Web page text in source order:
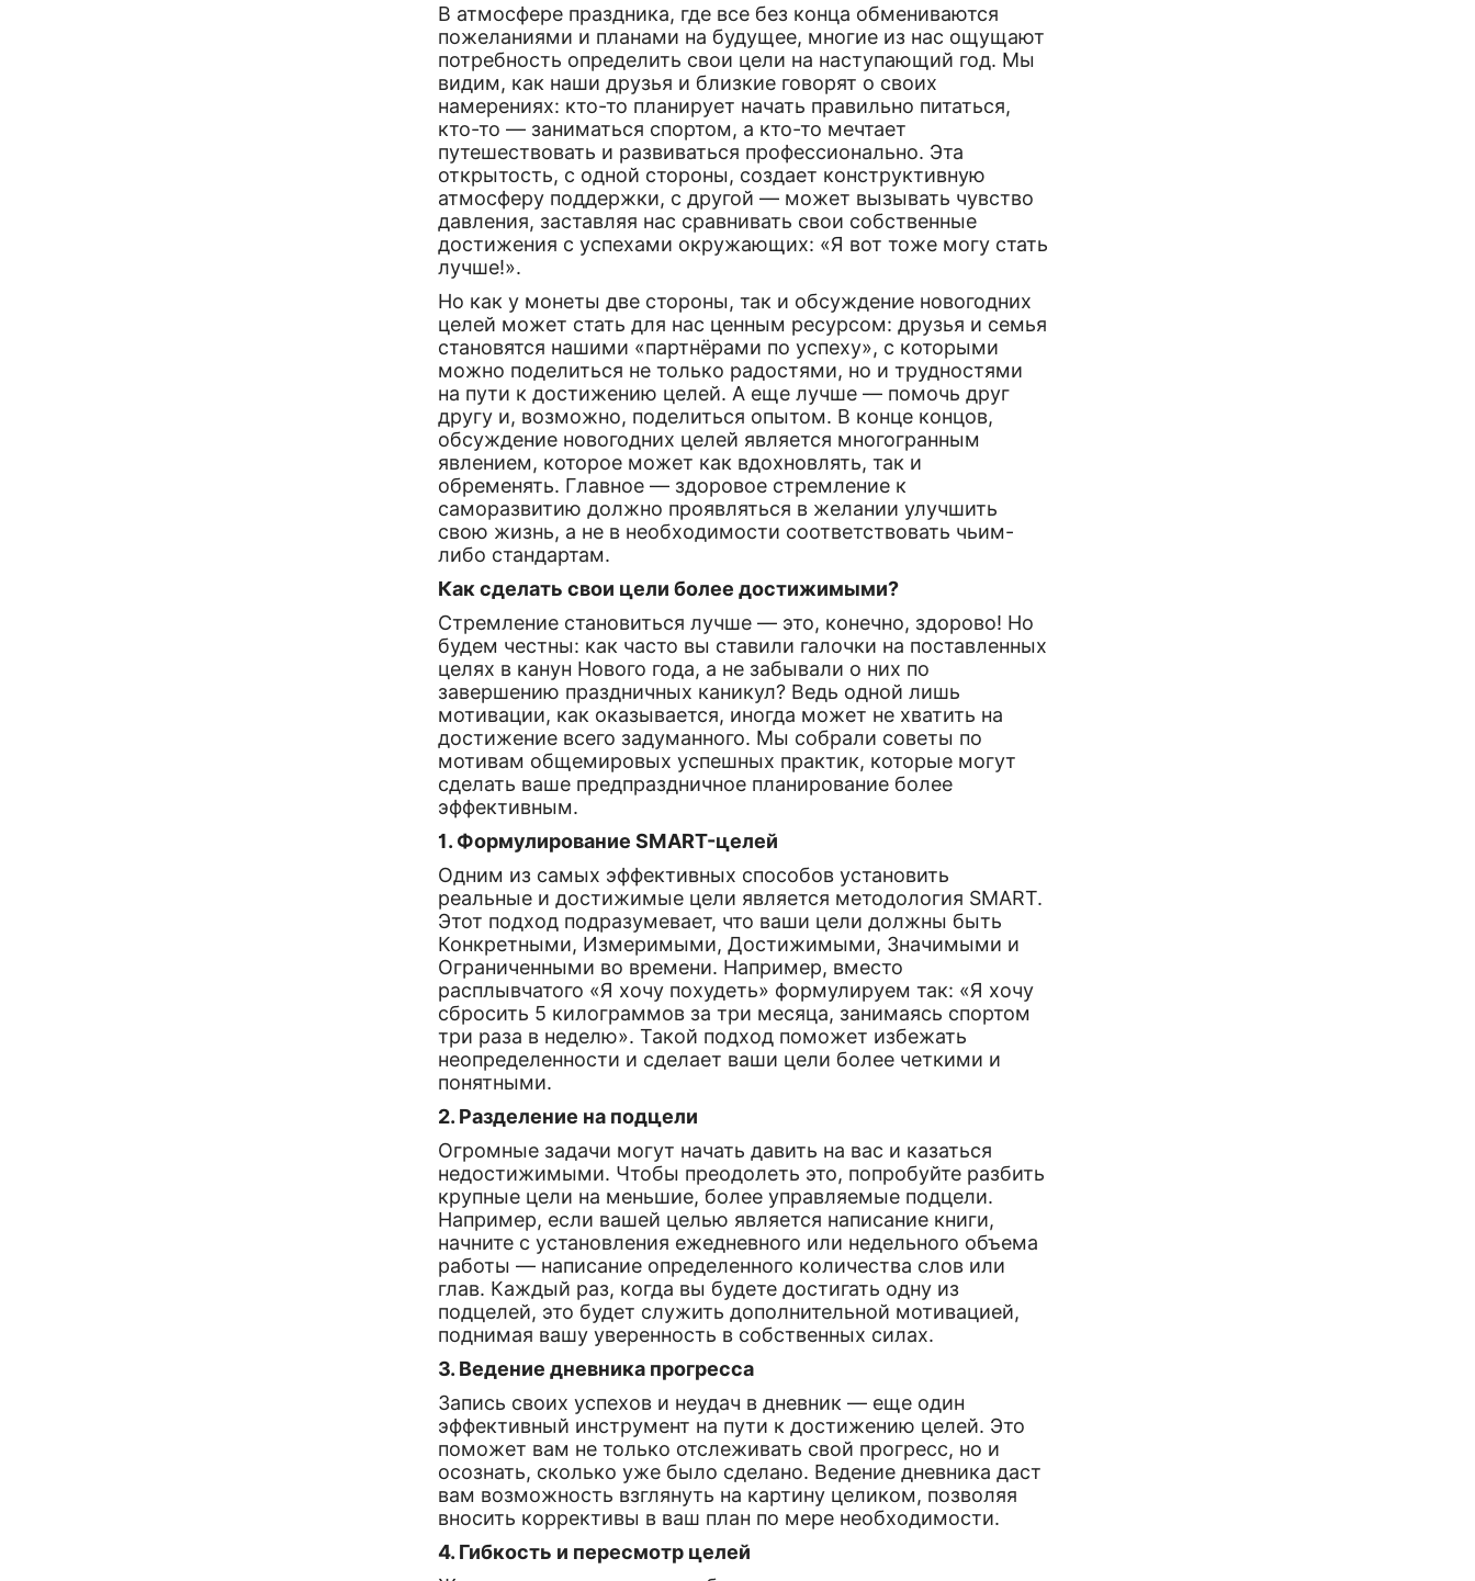
В атмосфере праздника, где все без конца обмениваются
пожеланиями и планами на будущее, многие из нас ощущают
потребность определить свои цели на наступающий год. Мы
видим, как наши друзья и близкие говорят о своих
намерениях: кто-то планирует начать правильно питаться,
кто-то — заниматься спортом, а кто-то мечтает
путешествовать и развиваться профессионально. Эта
открытость, с одной стороны, создает конструктивную
атмосферу поддержки, с другой — может вызывать чувство
давления, заставляя нас сравнивать свои собственные
достижения с успехами окружающих: «Я вот тоже могу стать
лучше!».
Но как у монеты две стороны, так и обсуждение новогодних
целей может стать для нас ценным ресурсом: друзья и семья
становятся нашими «партнёрами по успеху», с которыми
можно поделиться не только радостями, но и трудностями
на пути к достижению целей. А еще лучше — помочь друг
другу и, возможно, поделиться опытом. В конце концов,
обсуждение новогодних целей является многогранным
явлением, которое может как вдохновлять, так и
обременять. Главное — здоровое стремление к
саморазвитию должно проявляться в желании улучшить
свою жизнь, а не в необходимости соответствовать чьим-
либо стандартам.
Как сделать свои цели более достижимыми?
Стремление становиться лучше — это, конечно, здорово! Но
будем честны: как часто вы ставили галочки на поставленных
целях в канун Нового года, а не забывали о них по
завершению праздничных каникул? Ведь одной лишь
мотивации, как оказывается, иногда может не хватить на
достижение всего задуманного. Мы собрали советы по
мотивам общемировых успешных практик, которые могут
сделать ваше предпраздничное планирование более
эффективным.
1. Формулирование SMART-целей
Одним из самых эффективных способов установить
реальные и достижимые цели является методология SMART.
Этот подход подразумевает, что ваши цели должны быть
Конкретными, Измеримыми, Достижимыми, Значимыми и
Ограниченными во времени. Например, вместо
расплывчатого «Я хочу похудеть» формулируем так: «Я хочу
сбросить 5 килограммов за три месяца, занимаясь спортом
три раза в неделю». Такой подход поможет избежать
неопределенности и сделает ваши цели более четкими и
понятными.
2. Разделение на подцели
Огромные задачи могут начать давить на вас и казаться
недостижимыми. Чтобы преодолеть это, попробуйте разбить
крупные цели на меньшие, более управляемые подцели.
Например, если вашей целью является написание книги,
начните с установления ежедневного или недельного объема
работы — написание определенного количества слов или
глав. Каждый раз, когда вы будете достигать одну из
подцелей, это будет служить дополнительной мотивацией,
поднимая вашу уверенность в собственных силах.
3. Ведение дневника прогресса
Запись своих успехов и неудач в дневник — еще один
эффективный инструмент на пути к достижению целей. Это
поможет вам не только отслеживать свой прогресс, но и
осознать, сколько уже было сделано. Ведение дневника даст
вам возможность взглянуть на картину целиком, позволяя
вносить коррективы в ваш план по мере необходимости.
4. Гибкость и пересмотр целей